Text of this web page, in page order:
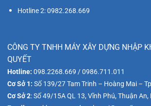
Hotline 2: 0982.268.669
CÔNG TY TNHH MÁY XÂY DỰNG NHẬP
QUYẾT
Hotline: 098.2268.669 / 0986.711.011
Cơ Sở 1: Số 139/27 Tam Trinh – Hoàng Mai –
Cơ Sở 2: Số 49/15A QL 13, Vĩnh Phú, Thuận